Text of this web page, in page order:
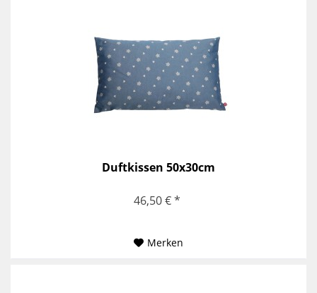
Duftkissen 50x30cm
46,50 € *
Merken